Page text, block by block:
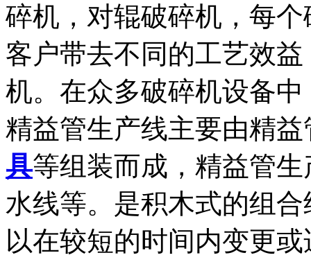
碎机，对辊破碎机，每
客户带去不同的工艺效
机。在众多破碎机设备中
精益管生产线主要由精
具等组装而成，精益管
水线等。是积木式的组
以在较短的时间内变更